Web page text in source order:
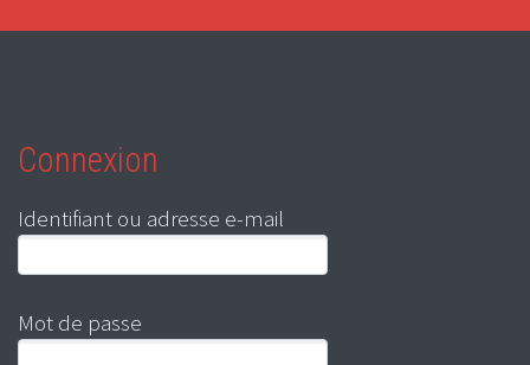
Connexion
Identifiant ou adresse e-mail
Mot de passe